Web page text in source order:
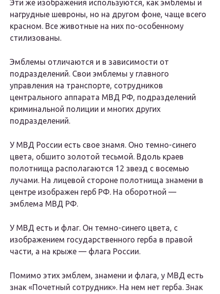
Эти же изображения используются, как эмблемы и
нагрудные шевроны, но на другом фоне, чаще всего
красном. Все животные на них по-особенному
стилизованы.
Эмблемы отличаются и в зависимости от
подразделений. Свои эмблемы у главного
управления на транспорте, сотрудников
центрального аппарата МВД РФ, подразделений
криминальной полиции и многих других
подразделений.
У МВД России есть свое знамя. Оно темно-синего
цвета, обшито золотой тесьмой. Вдоль краев
полотнища располагаются 12 звезд с восемью
лучами. На лицевой стороне полотнища знамени в
центре изображен герб РФ. На оборотной —
эмблема МВД РФ.
У МВД есть и флаг. Он темно-синего цвета, с
изображением государственного герба в правой
части, а на крыже — флага России.
Помимо этих эмблем, знамени и флага, у МВД есть
знак «Почетный сотрудник». На нем нет герба. Знак